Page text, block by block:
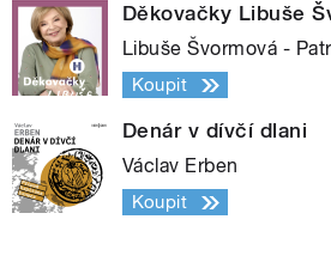
Děkovačky Libuše
Libuše Švormová -
Koupit
Denár v dívčí dlani
Václav Erben
Koupit